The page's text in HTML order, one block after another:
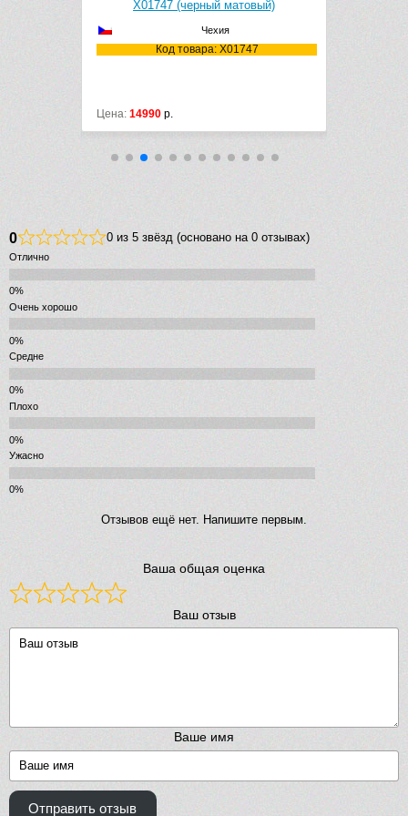
X01747 (черный матовый)
Чехия
Код товара: X01747
Цена: 14990 р.
0 0 из 5 звёзд (основано на 0 отзывах)
Отлично
Очень хорошо
Средне
Плохо
Ужасно
Отзывов ещё нет. Напишите первым.
Ваша общая оценка
Ваш отзыв
Ваше имя
Отправить отзыв